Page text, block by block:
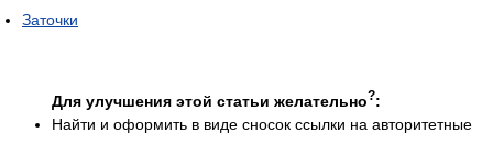
Заточки
Для улучшения этой статьи желательно?:
Найти и оформить в виде сносок ссылки на авторитетные